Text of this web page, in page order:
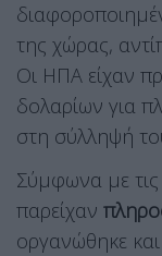
της χώρας,
Οι ΗΠΑ είχαν
δολαρίων για
στη σύλληψή
Σύμφωνα με τις
παρείχαν
οργανώθηκε και